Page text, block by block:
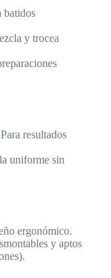
batidos
y trocea
resultados
uniforme sin
ergonómico.
y aptos